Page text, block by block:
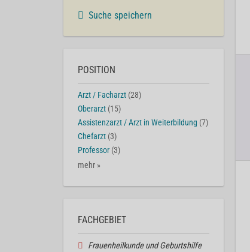
Suche speichern
POSITION
Arzt / Facharzt (28)
Oberarzt (15)
Assistenzarzt / Arzt in Weiterbildung (7)
Chefarzt (3)
Professor (3)
mehr »
FACHGEBIET
Frauenheilkunde und Geburtshilfe